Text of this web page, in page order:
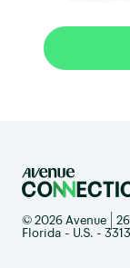
© 2026 Avenue |
Florida - U.S. -